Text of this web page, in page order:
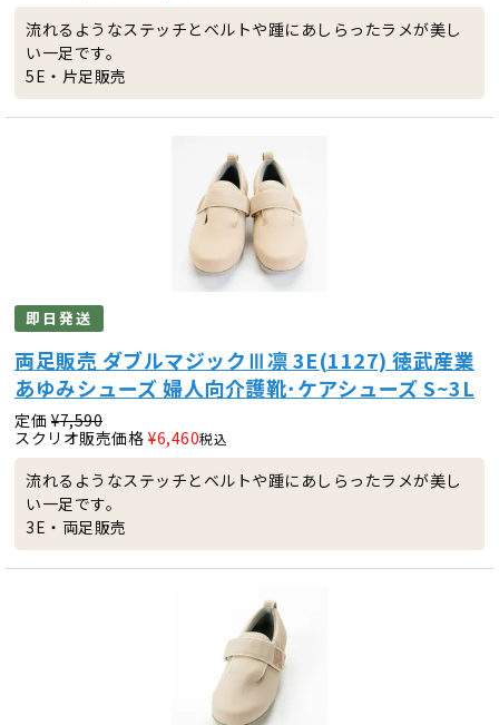
流れるようなステッチとベルトや踵にあしらったラメが美し
い一足です。
5E・片足販売
即日発送
両足販売 ダブルマジックⅢ凛 3E(1127) 徳武産業
あゆみシューズ 婦人向介護靴･ケアシューズ S~3L
定価 ¥7,590
スクリオ販売価格 ¥6,460税込
流れるようなステッチとベルトや踵にあしらったラメが美し
い一足です。
3E・両足販売